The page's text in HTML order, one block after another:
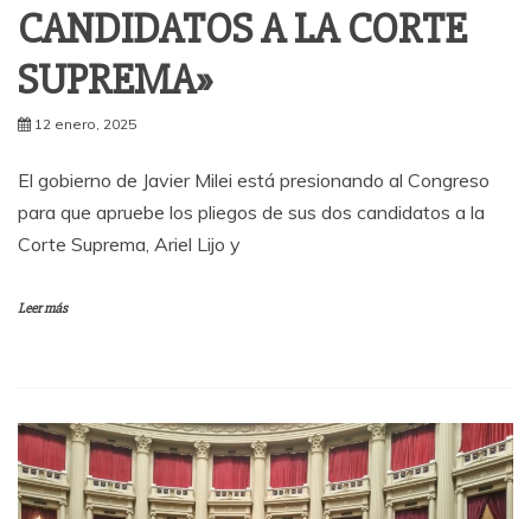
CANDIDATOS A LA CORTE
SUPREMA»
12 enero, 2025
El gobierno de Javier Milei está presionando al Congreso
para que apruebe los pliegos de sus dos candidatos a la
Corte Suprema, Ariel Lijo y
Leer más